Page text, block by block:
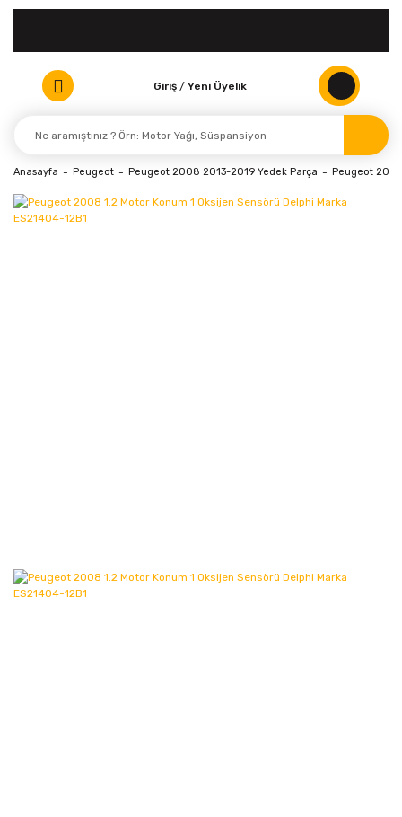
Giriş / Yeni Üyelik
Anasayfa Peugeot Peugeot 2008 2013-2019 Yedek Parça Peugeot